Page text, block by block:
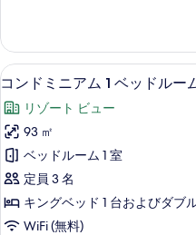
を
表
示
す
る
べ
て
の
写
真
を
表
示
ニ
ア
ム
Bedroom)
の
詳
細
コ
ン
ド
ミ
ニ
ア
ム
16
コンドミニアム 1 ベッドルー
リゾート ビュー
93 ㎡
ベッドルーム 1 室
定員 3 名
キングベッド 1 台およびダブ
WiFi (無料)